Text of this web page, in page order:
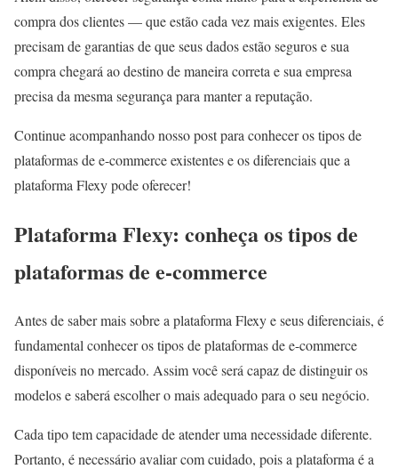
compra dos clientes — que estão cada vez mais exigentes. Eles
precisam de garantias de que seus dados estão seguros e sua
compra chegará ao destino de maneira correta e sua empresa
precisa da mesma segurança para manter a reputação.
Continue acompanhando nosso post para conhecer os tipos de
plataformas de e-commerce existentes e os diferenciais que a
plataforma Flexy pode oferecer!
Plataforma Flexy: conheça os tipos de
plataformas de e-commerce
Antes de saber mais sobre a plataforma Flexy e seus diferenciais, é
fundamental conhecer os tipos de plataformas de e-commerce
disponíveis no mercado. Assim você será capaz de distinguir os
modelos e saberá escolher o mais adequado para o seu negócio.
Cada tipo tem capacidade de atender uma necessidade diferente.
Portanto, é necessário avaliar com cuidado, pois a plataforma é a